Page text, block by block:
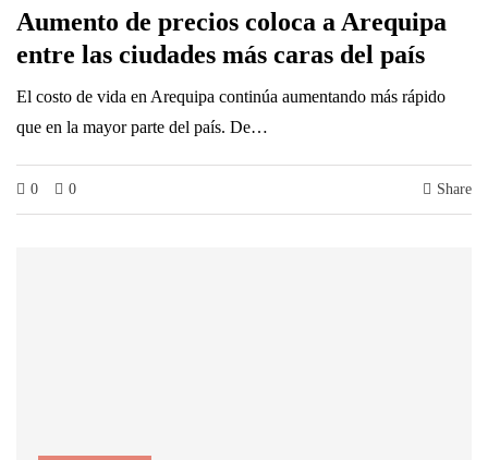
Aumento de precios coloca a Arequipa
entre las ciudades más caras del país
El costo de vida en Arequipa continúa aumentando más rápido
que en la mayor parte del país. De…
0 0 Share